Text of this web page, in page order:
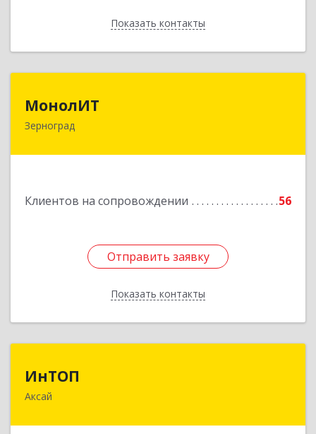
Показать контакты
Назад
МонолИТ
Зерноград
Клиентов на сопровождении 56
Отправить заявку
Показать контакты
347740, Ростовская обл, Зерноградский р-н,
Отправить заявку
Назад
ИнТОП
Аксай
344000, Ростов-на-Дону г, Буденновский пр-кт,